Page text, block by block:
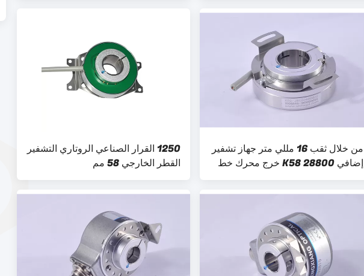
1250 القرار الصناعي الروتاري التشفير
القطر الخارجي 58 مم
من خلال ثقب 16 مللي متر جهاز تشفير
إضافي K58 28800 خرج محرك خط
النبض